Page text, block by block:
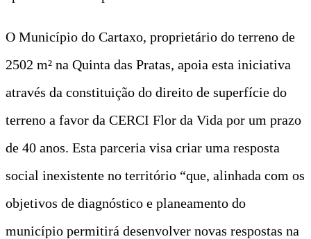
O Município do Cartaxo, proprietário do terreno de
2502 m² na Quinta das Pratas, apoia esta iniciativa
através da constituição do direito de superfície do
terreno a favor da CERCI Flor da Vida por um prazo
de 40 anos. Esta parceria visa criar uma resposta
social inexistente no território “que, alinhada com os
objetivos de diagnóstico e planeamento do
município permitirá desenvolver novas respostas na